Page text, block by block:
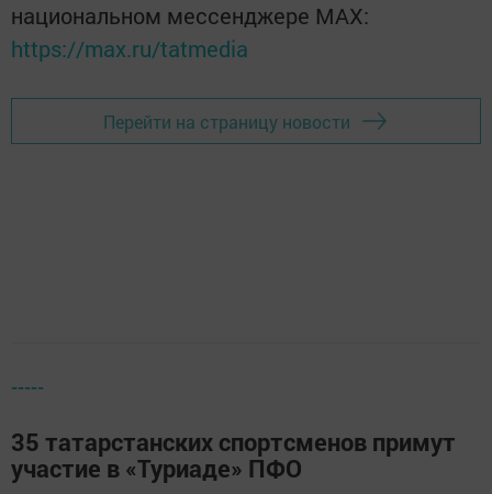
национальном мессенджере MАХ:
https://max.ru/tatmedia
Перейти на страницу новости
-----
35 татарстанских спортсменов примут
участие в «Туриаде» ПФО